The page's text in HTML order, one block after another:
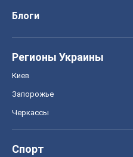
Блоги
Регионы Украины
Киев
Запорожье
Черкассы
Спорт